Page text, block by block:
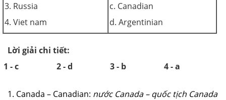
3. Russia
4. Viet nam
c. Canadian
d. Argentinian
Lời giải chi tiết:
1 - c
2 - d 3 - b 4 - a
1. Canada – Canadian: nước Canada – quốc tịch Canada